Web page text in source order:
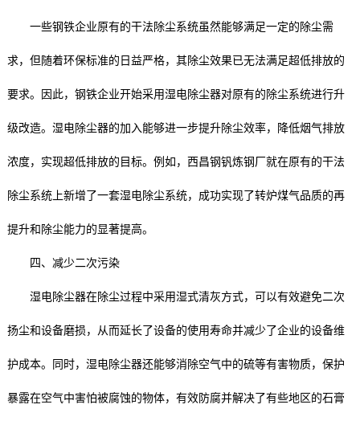
一些钢铁企业原有的干法除尘系统虽然能够满足一定的除尘需
求，但随着环保标准的日益严格，其除尘效果已无法满足超低排放的
要求。因此，钢铁企业开始采用湿电除尘器对原有的除尘系统进行升
级改造。湿电除尘器的加入能够进一步提升除尘效率，降低烟气排放
浓度，实现超低排放的目标。例如，西昌钢钒炼钢厂就在原有的干法
除尘系统上新增了一套湿电除尘系统，成功实现了转炉煤气品质的再
提升和除尘能力的显著提高。
四、减少二次污染
湿电除尘器在除尘过程中采用湿式清灰方式，可以有效避免二次
扬尘和设备磨损，从而延长了设备的使用寿命并减少了企业的设备维
护成本。同时，湿电除尘器还能够消除空气中的硫等有害物质，保护
暴露在空气中害怕被腐蚀的物体，有效防腐并解决了有些地区的石膏